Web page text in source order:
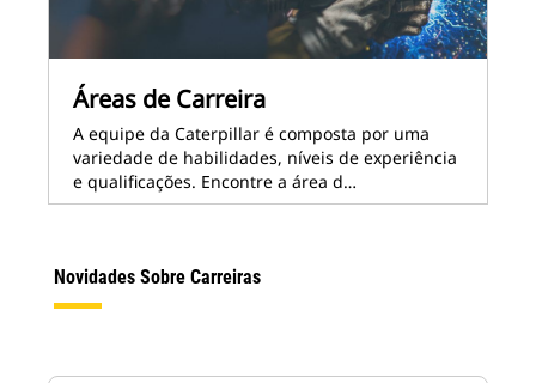
Áreas de Carreira
A equipe da Caterpillar é composta por uma
variedade de habilidades, níveis de experiência
e qualificações. Encontre a área d…
Novidades Sobre Carreiras